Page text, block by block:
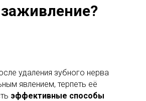
удаления зубного нерва
явлением, терпеть её
эффективные способы